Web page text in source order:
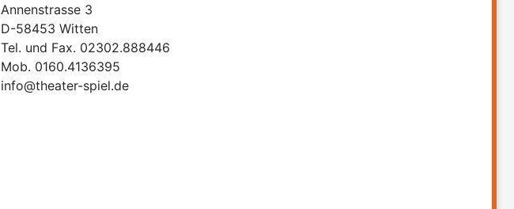
Annenstrasse 3
D-58453 Witten
Tel. und Fax. 02302.888446
Mob. 0160.4136395
info@theater-spiel.de